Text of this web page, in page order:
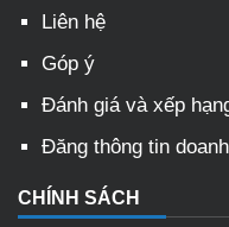
Liên hệ
Góp ý
Đánh giá và xếp
Đăng thông tin
CHÍNH SÁCH